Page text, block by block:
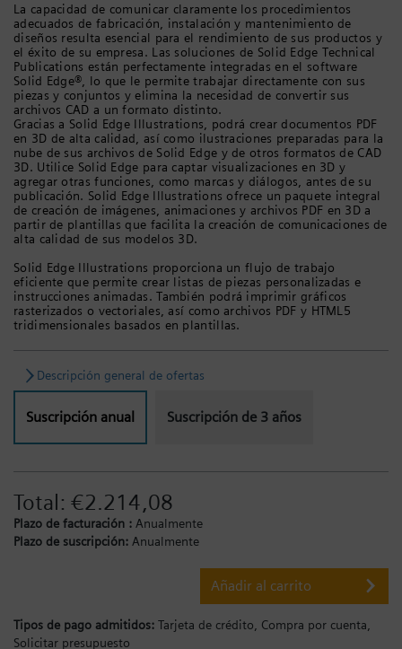
La capacidad de comunicar claramente los procedimientos
adecuados de fabricación, instalación y mantenimiento de
diseños resulta esencial para el rendimiento de sus productos y
el éxito de su empresa. Las soluciones de Solid Edge Technical
Publications están perfectamente integradas en el software
Solid Edge®, lo que le permite trabajar directamente con sus
piezas y conjuntos y elimina la necesidad de convertir sus
archivos CAD a un formato distinto.
Gracias a Solid Edge Illustrations, podrá crear documentos PDF
en 3D de alta calidad, así como ilustraciones preparadas para la
nube de sus archivos de Solid Edge y de otros formatos de CAD
3D. Utilice Solid Edge para captar visualizaciones en 3D y
agregar otras funciones, como marcas y diálogos, antes de su
publicación. Solid Edge Illustrations ofrece un paquete integral
de creación de imágenes, animaciones y archivos PDF en 3D a
partir de plantillas que facilita la creación de comunicaciones de
alta calidad de sus modelos 3D.
Solid Edge Illustrations proporciona un flujo de trabajo
eficiente que permite crear listas de piezas personalizadas e
instrucciones animadas. También podrá imprimir gráficos
rasterizados o vectoriales, así como archivos PDF y HTML5
tridimensionales basados en plantillas.
Descripción general de ofertas
Suscripción anual Suscripción de 3 años
Total: €2.214,08
Plazo de facturación : Anualmente
Plazo de suscripción: Anualmente
Añadir al carrito
Tipos de pago admitidos: Tarjeta de crédito,
Compra por cuenta,
Solicitar presupuesto